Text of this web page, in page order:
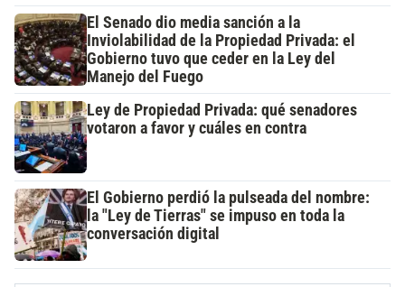
El Senado dio media sanción a la
Inviolabilidad de la Propiedad Privada: el
Gobierno tuvo que ceder en la Ley del
Manejo del Fuego
Ley de Propiedad Privada: qué senadores
votaron a favor y cuáles en contra
El Gobierno perdió la pulseada del nombre:
la "Ley de Tierras" se impuso en toda la
conversación digital